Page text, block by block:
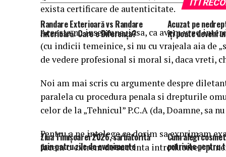
exista certificare de autenticitate.
Aceasta nu inseamna, insa, ca avem vreo
(cu indicii temeinice, si nu cu vrajeala aia de
de vedere profesional si moral si, daca vreti,
Noi am mai scris cu argumente despre
paralela cu procedura penala si drepturile
celor de la „Tehnicul” P.C.A (da, Doamne, sa
Pentru a ne intelege ce dorim sa exprimam
facem o extrem de succinta introducere /
ITI
Randare Exterioară vs Randare
Interioară: Care e Diferența?
Acuzat pe
îţi poate deveni
Ziua Timișoarei 2026, sărbătorită
prin patru zile de evenimente
Cum alegi
potrivite pentru